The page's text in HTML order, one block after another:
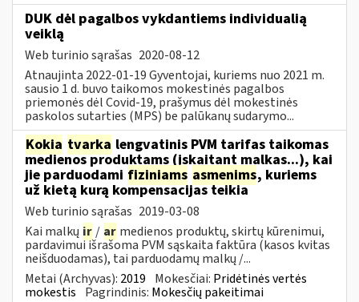
DUK dėl pagalbos vykdantiems individualią
veiklą
Web turinio sąrašas 2020-08-12
Atnaujinta 2022-01-19 Gyventojai, kuriems nuo 2021 m.
sausio 1 d. buvo taikomos mokestinės pagalbos
priemonės dėl Covid-19, prašymus dėl mokestinės
paskolos sutarties (MPS) be palūkanų sudarymo...
Kokia tvarka lengvatinis PVM tarifas taikomas
medienos produktams (įskaitant malkas...), kai
jie parduodami fiziniams asmenims, kuriems
už kietą kurą kompensacijas teikia
Web turinio sąrašas 2019-03-08
Kai malkų ir / ar medienos produktų, skirtų kūrenimui,
pardavimui išrašoma PVM sąskaita faktūra (kasos kvitas
neišduodamas), tai parduodamų malkų /...
Metai (Archyvas): 2019 Mokesčiai: Pridėtinės vertės
mokestis Pagrindinis: Mokesčių pakeitimai